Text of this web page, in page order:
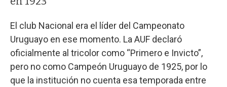
El club Nacional era el líder del Campeonato
Uruguayo en ese momento. La AUF declaró
oficialmente al tricolor como “Primero e Invicto”,
pero no como Campeón Uruguayo de 1925, por lo
que la institución no cuenta esa temporada entre